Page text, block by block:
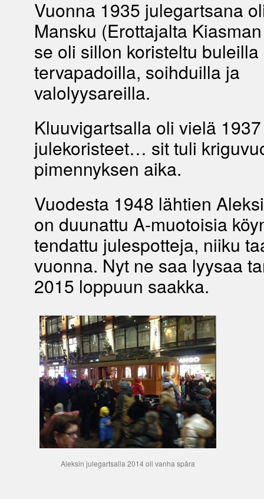
Vuonna 1935 julegartsana
Mansku (Erottajalta
se oli sillon koristeltu buleilla
tervapadoilla, soihduilla ja
valolyysareilla.
Kluuvigartsalla oli vielä
julekoristeet… sit tuli
pimennyksen aika.
Vuodesta 1948 lähtien
on duunattu A-muotoisia
tendattu julespotteja, niiku
vuonna. Nyt ne saa lyysaa
2015 loppuun saakka.
Aleksin julegartsalla 2014 oli vanha spåra